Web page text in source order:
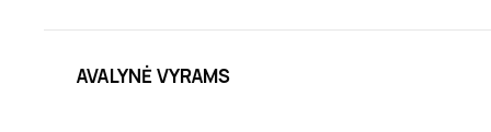
AVALYNĖ VYRAMS